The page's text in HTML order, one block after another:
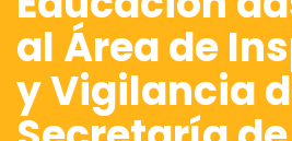
al Área de
y Vigilancia